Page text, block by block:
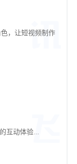
，让短视频制作
互动体验...